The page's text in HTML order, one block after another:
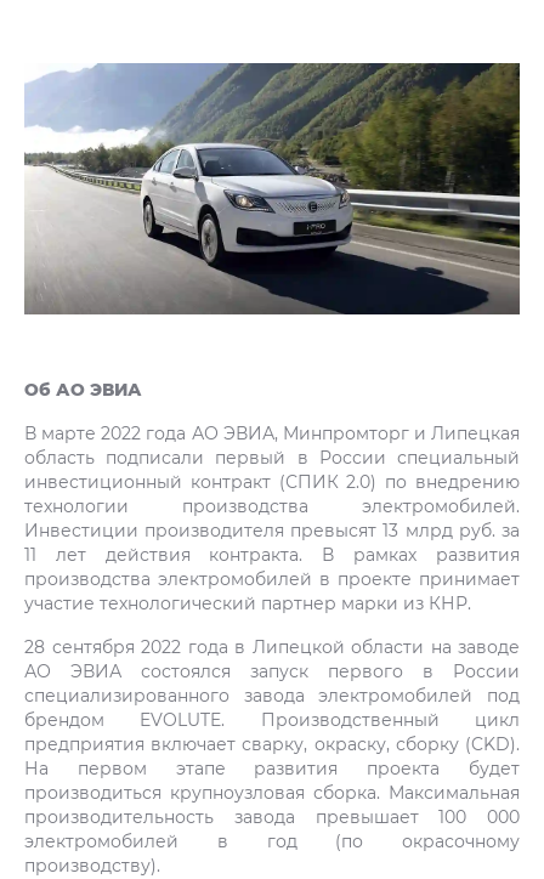
Об АО ЭВИА
В марте 2022 года АО ЭВИА, Минпромторг и Липецкая
область подписали первый в России специальный
инвестиционный контракт (СПИК 2.0) по внедрению
технологии производства электромобилей.
Инвестиции производителя превысят 13 млрд руб. за
11 лет действия контракта. В рамках развития
производства электромобилей в проекте принимает
участие технологический партнер марки из КНР.
28 сентября 2022 года в Липецкой области на заводе
АО ЭВИА состоялся запуск первого в России
специализированного завода электромобилей под
брендом EVOLUTE. Производственный цикл
предприятия включает сварку, окраску, сборку (CKD).
На первом этапе развития проекта будет
производиться крупноузловая сборка. Максимальная
производительность завода превышает 100 000
электромобилей в год (по окрасочному
производству).